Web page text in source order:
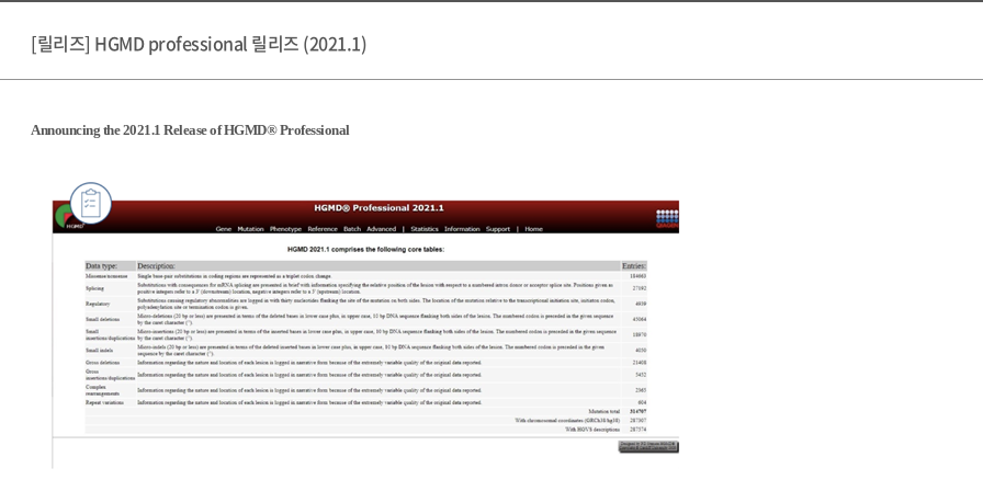
[릴리즈] HGMD professional 릴리즈 (2021.1)
Announcing the 2021.1 Release of HGMD® Professional